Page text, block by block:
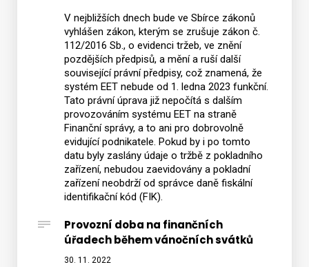
V nejbližších dnech bude ve Sbírce zákonů
vyhlášen zákon, kterým se zrušuje zákon č.
112/2016 Sb., o evidenci tržeb, ve znění
pozdějších předpisů, a mění a ruší další
související právní předpisy, což znamená, že
systém EET nebude od 1. ledna 2023 funkční.
Tato právní úprava již nepočítá s dalším
provozováním systému EET na straně
Finanční správy, a to ani pro dobrovolně
evidující podnikatele. Pokud by i po tomto
datu byly zaslány údaje o tržbě z pokladního
zařízení, nebudou zaevidovány a pokladní
zařízení neobdrží od správce daně fiskální
identifikační kód (FIK).
Provozní doba na finančních
úřadech během vánočních svátků
30. 11. 2022